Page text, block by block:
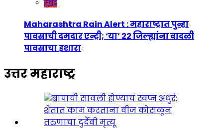
मुंबई
Maharashtra Rain Alert : महाराष्ट्रात पुन्हा
पावसाची दमदार एन्ट्री; ‘या’ २२ जिल्ह्यांना वादळी
पावसाचा इशारा
उत्तर महाराष्ट्र